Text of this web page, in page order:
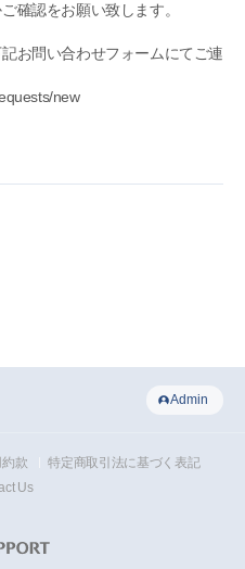
確認をお願い致します。
お問い合わせフォームにてご連
new
Admin
款
特定商取引法に基づく表記
Us